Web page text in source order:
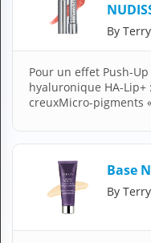
Pharmacie
Questions médicales
Clinique
Laboratoire
By Terry
Pour un effet Push-
hyaluronique HA-
creuxMicro-pigments
Base
By Terry